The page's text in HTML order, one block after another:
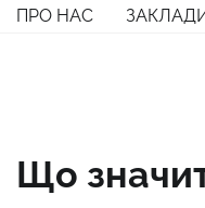
Перейти
ПРО НАС
Що